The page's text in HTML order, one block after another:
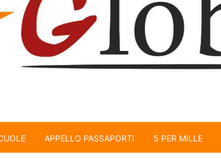
APPELLO PASSAPORTI 5 PER MILLE